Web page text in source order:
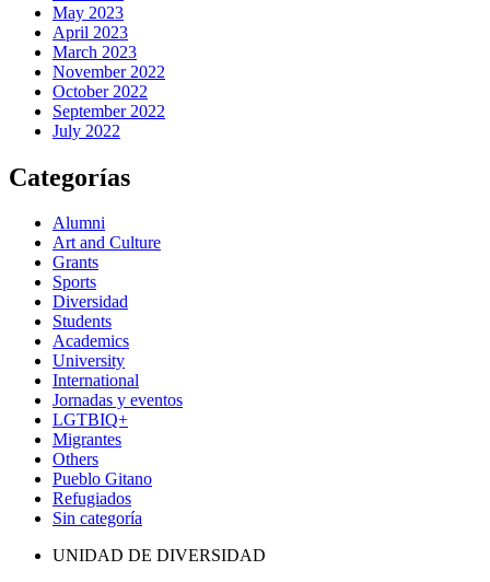
May 2023
April 2023
March 2023
November 2022
October 2022
September 2022
July 2022
Categorías
Alumni
Art and Culture
Grants
Sports
Diversidad
Students
Academics
University
International
Jornadas y eventos
LGTBIQ+
Migrantes
Others
Pueblo Gitano
Refugiados
Sin categoría
UNIDAD DE DIVERSIDAD